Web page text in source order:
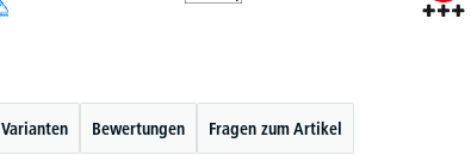
Varianten Bewertungen Fragen zum Artikel